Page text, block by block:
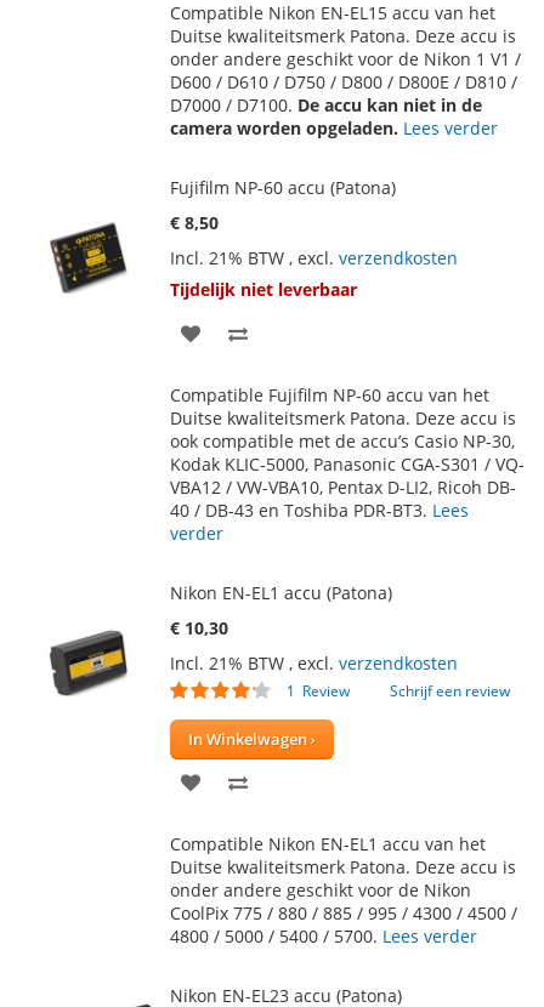
AAN
VERLANGLIJST
TE
VERGELIJKEN
Compatible Nikon EN-EL15 accu van het
Duitse kwaliteitsmerk Patona. Deze accu is
onder andere geschikt voor de Nikon 1 V1 /
D600 / D610 / D750 / D800 / D800E / D810 /
D7000 / D7100. De accu kan niet in de
camera worden opgeladen. Lees verder
Fujifilm NP-60 accu (Patona)
€ 8,50
Incl. 21% BTW , excl. verzendkosten
Tijdelijk niet leverbaar
VOEG
AAN
VERLANGLIJST
TE
VERGELIJKEN
Compatible Fujifilm NP-60 accu van het
Duitse kwaliteitsmerk Patona. Deze accu is
ook compatible met de accu’s Casio NP-30,
Kodak KLIC-5000, Panasonic CGA-S301 / VQ-
VBA12 / VW-VBA10, Pentax D-LI2, Ricoh DB-
40 / DB-43 en Toshiba PDR-BT3. Lees
verder
Nikon EN-EL1 accu (Patona)
€ 10,30
Incl. 21% BTW , excl. verzendkosten
Waardering:
1 Review Schrijf een review
In Winkelwagen
VOEG
AAN
VERLANGLIJST
TE
VERGELIJKEN
Compatible Nikon EN-EL1 accu van het
Duitse kwaliteitsmerk Patona. Deze accu is
onder andere geschikt voor de Nikon
CoolPix 775 / 880 / 885 / 995 / 4300 / 4500 /
4800 / 5000 / 5400 / 5700. Lees verder
Nikon EN-EL23 accu (Patona)